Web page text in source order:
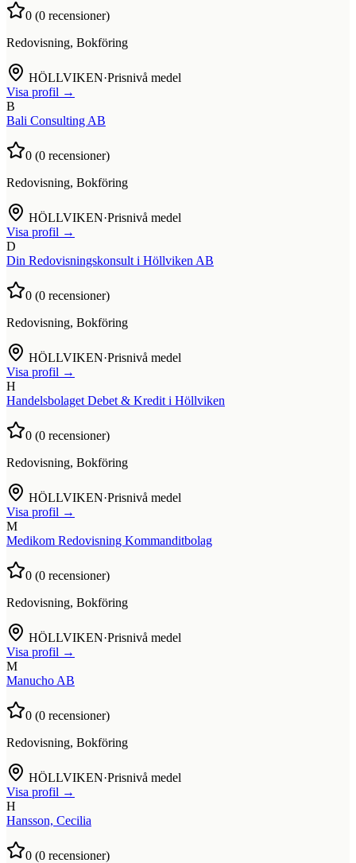
0 (0 recensioner)
Redovisning, Bokföring
HÖLLVIKEN·Prisnivå medel
Visa profil →
B
Bali Consulting AB
0 (0 recensioner)
Redovisning, Bokföring
HÖLLVIKEN·Prisnivå medel
Visa profil →
D
Din Redovisningskonsult i Höllviken AB
0 (0 recensioner)
Redovisning, Bokföring
HÖLLVIKEN·Prisnivå medel
Visa profil →
H
Handelsbolaget Debet & Kredit i Höllviken
0 (0 recensioner)
Redovisning, Bokföring
HÖLLVIKEN·Prisnivå medel
Visa profil →
M
Medikom Redovisning Kommanditbolag
0 (0 recensioner)
Redovisning, Bokföring
HÖLLVIKEN·Prisnivå medel
Visa profil →
M
Manucho AB
0 (0 recensioner)
Redovisning, Bokföring
HÖLLVIKEN·Prisnivå medel
Visa profil →
H
Hansson, Cecilia
0 (0 recensioner)